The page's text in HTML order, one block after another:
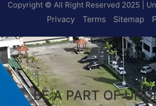
Copyright © All Right Reserved 2025 |
Privacy Terms Sitemap
BE A PART OF